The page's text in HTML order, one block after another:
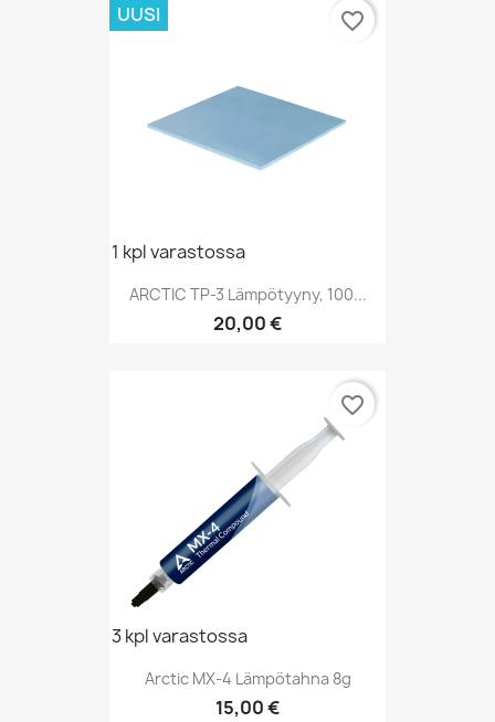
1 kpl varastossa
ARCTIC TP-3 Lämpötyyny, 100...
Hinta
20,00 €
UUSI favorite_border
3 kpl varastossa
Arctic MX-4 Lämpötahna 8g
Hinta
15,00 €
favorite_border